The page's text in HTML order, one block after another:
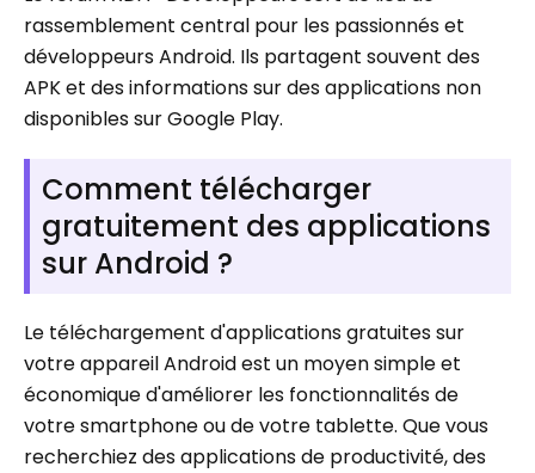
rassemblement central pour les passionnés et
développeurs Android. Ils partagent souvent des
APK et des informations sur des applications non
disponibles sur Google Play.
Comment télécharger
gratuitement des applications
sur Android ?
Le téléchargement d'applications gratuites sur
votre appareil Android est un moyen simple et
économique d'améliorer les fonctionnalités de
votre smartphone ou de votre tablette. Que vous
recherchiez des applications de productivité, des